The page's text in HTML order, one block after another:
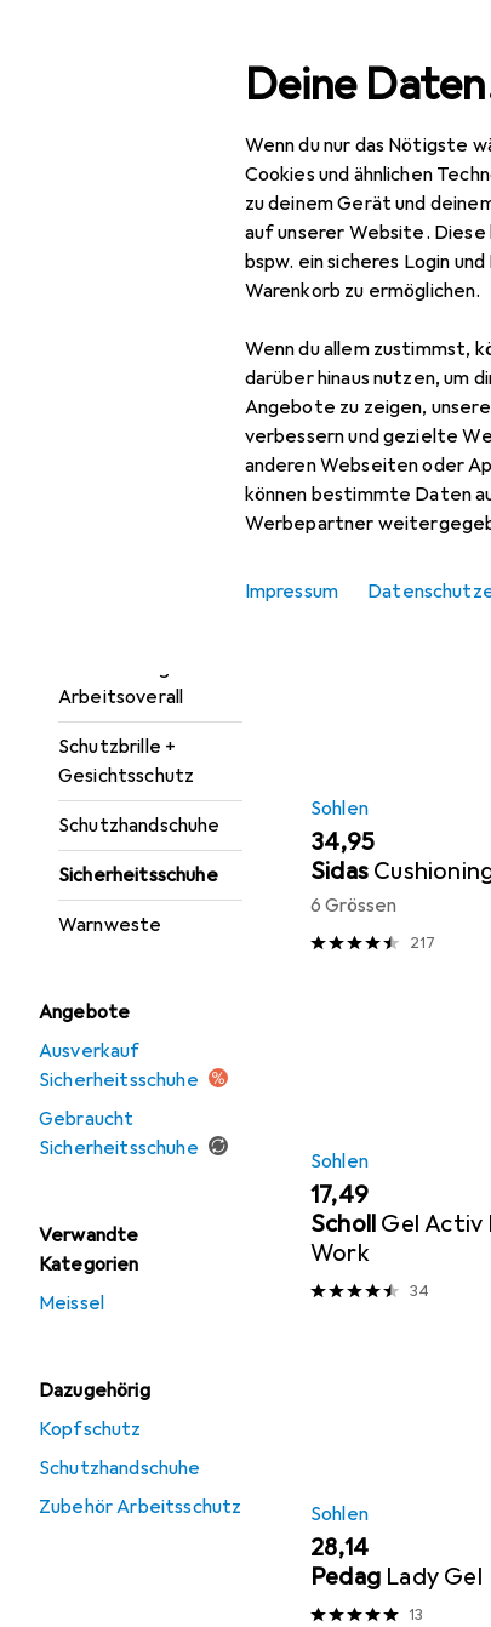
Deine
Wenn du nur das Nötigste
Cookies und ähnlichen
zu deinem Gerät und
auf unserer Website. Diese
bspw. ein sicheres Login
Warenkorb zu ermöglichen.
Wenn du allem zustimmst,
darüber hinaus nutzen, um
Angebote zu zeigen,
verbessern und gezielte
anderen Webseiten oder
können bestimmte Daten
Werbepartner
Impressum
Navigation nach Kategorien
Schutzanzug +
Arbeitsoverall
Schutzbrille +
Gesichtsschutz
Schutzhandschuhe
Sicherheitsschuhe
Warnweste
Angebote
Ausverkauf
Sicherheitsschuhe
Gebraucht
Sicherheitsschuhe
Verwandte
Kategorien
Meissel
Dazugehörig
Kopfschutz
Schutzhandschuhe
Zubehör Arbeitsschutz
Gesamtsortiment Baumarkt
Zubehör
Sortieren nach:
Sohlen
EUR
34,95
Sidas
6 Grössen
217
Sohlen
EUR
17,49
Scholl Gel Activ
Work
34
Sohlen
EUR
28,14
Pedag Lady Gel
13